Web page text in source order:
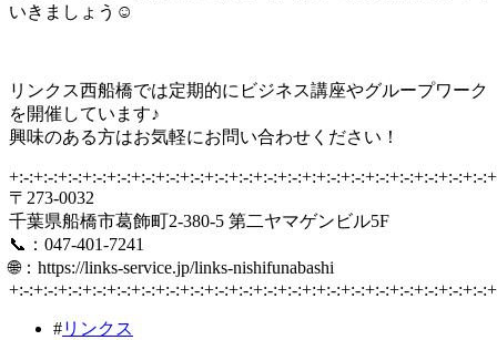
いきましょう☺️
リンクス西船橋では定期的にビジネス講座やグループワーク
を開催しています♪
興味のある方はお気軽にお問い合わせください！
+:-:+:-:+:-:+:-:+:-:+:-:+:-:+:-:+:-:+:-:+:-:+:-:+:+:-:+:-:+:-:+:-:+:-:+:-:+:-
〒273-0032
千葉県船橋市葛飾町2-380-5 第二ヤマゲンビル5F
📞：047-401-7241
🌐：https://links-service.jp/links-nishifunabashi
+:-:+:-:+:-:+:-:+:-:+:-:+:-:+:-:+:-:+:-:+:-:+:-:+:+:-:+:-:+:-:+:-:+:-:+:-:+:-
#リンクス